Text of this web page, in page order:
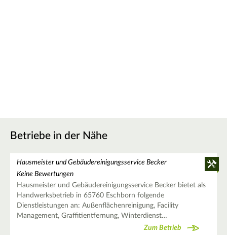
Betriebe in der Nähe
Hausmeister und Gebäudereinigungsservice Becker
Keine Bewertungen
Hausmeister und Gebäudereinigungsservice Becker bietet als
Handwerksbetrieb in 65760 Eschborn folgende
Dienstleistungen an: Außenflächenreinigung, Facility
Management, Graffitientfernung, Winterdienst…
Zum Betrieb